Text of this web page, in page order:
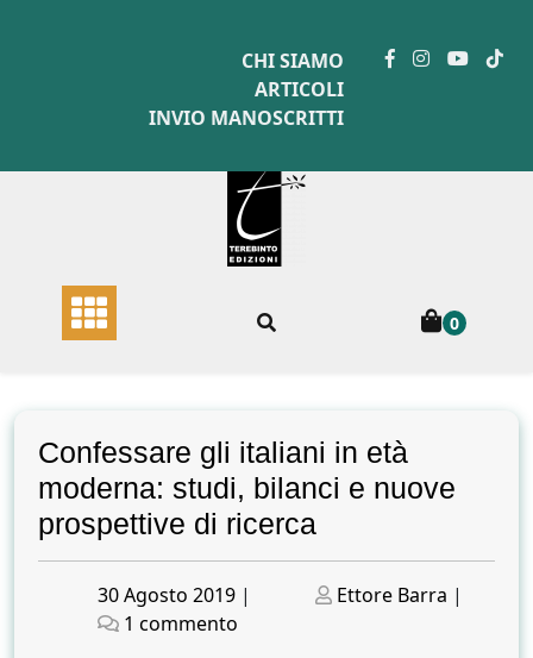
CHI SIAMO
ARTICOLI
INVIO MANOSCRITTI
0
Confessare gli italiani in età
moderna: studi, bilanci e nuove
prospettive di ricerca
Posted
on
30 Agosto 2019 |
Posted
Ettore Barra |
1 commento